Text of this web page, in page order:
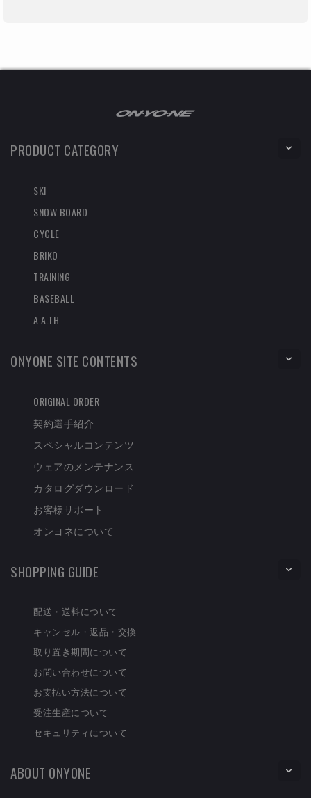
PRODUCT CATEGORY
SKI
SNOW BOARD
CYCLE
BRIKO
TRAINING
BASEBALL
A.A.TH
ONYONE SITE CONTENTS
ORIGINAL ORDER
契約選手紹介
スペシャルコンテンツ
ウェアのメンテナンス
カタログダウンロード
お客様サポート
オンヨネについて
SHOPPING GUIDE
配送・送料について
キャンセル・返品・交換
取り置き期間について
お問い合わせについて
お支払い方法について
受注生産について
セキュリティについて
ABOUT ONYONE